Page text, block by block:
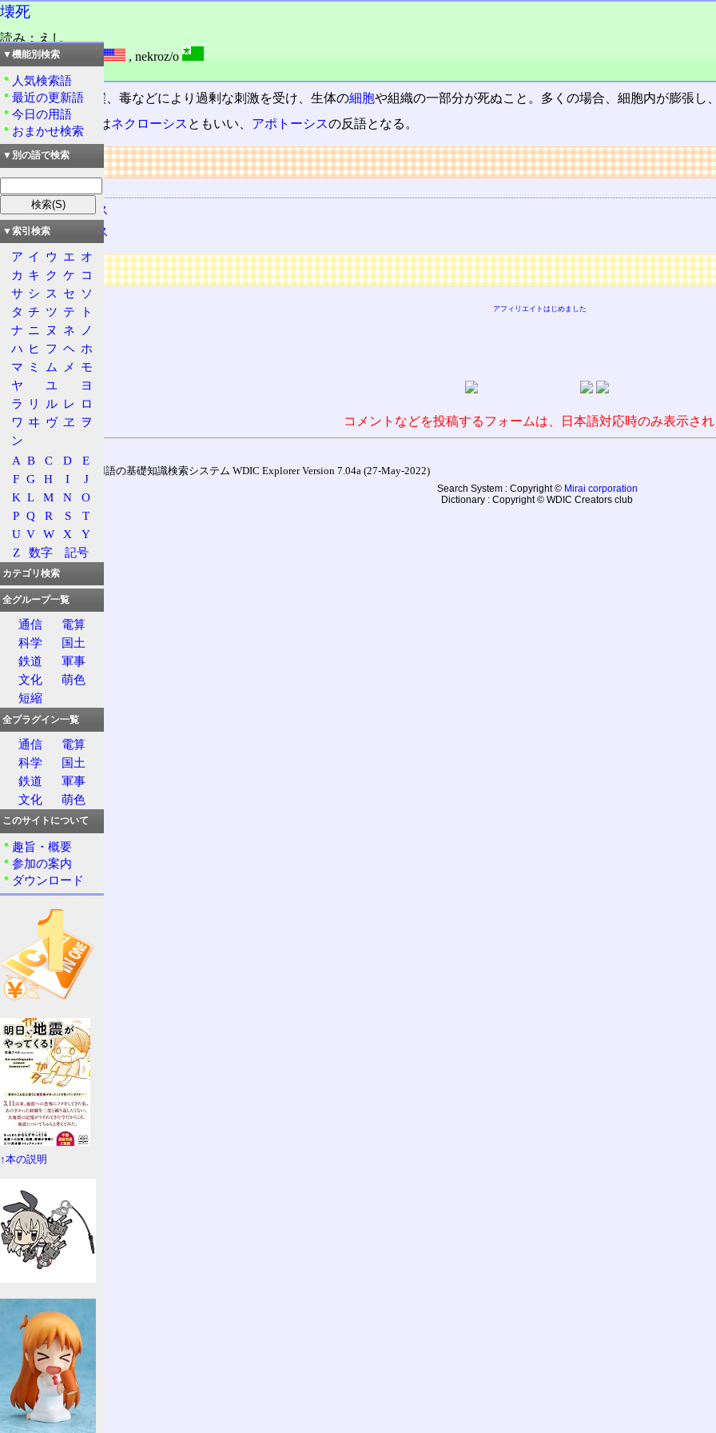
壊死
読み：えし
外語：necrosis , nekroz/o
品詞：さ変名詞
熱傷(火傷)、打撲、毒などにより過剰な刺激を受け、生体の細胞や組織の一部分が死ぬこと。多くの場合、細胞内が膨張し
医学や生物学 ではネクローシス ともいい、 アポトーシスの反語となる。
リンク
ネクローシス
アポトーシス
広告
アフィリエイトはじめました
コメントなどを投稿するフォームは、日本語対応時のみ表示さ
通信用語の基礎知識検索システム WDIC Explorer Version 7.04a (27-May-2022)
Search System : Copyright © Mirai corporation
Dictionary : Copyright © WDIC Creators club
▼機能別検索
人気検索語
最近の更新語
今日の用語
おまかせ検索
▼別の語で検索
▼索引検索
ア イ ウ エ オ
カ キ ク ケ コ
サ シ ス セ ソ
タ チ ツ テ
ト
ナ ニ ヌ ネ
ノ
ハ ヒ フ ヘ ホ
マ ミ ム メ
モ
ヤ
ユ
ヨ
ラ
リ ル レ ロ
ワ ヰ ヴ ヱ
ヲ
ン
A B C D
E
F G H I
J
K L M N
O
P Q R S
T
U V W X
Y
Z
数字 記号
カテゴリ検索
全グループ一覧
通信
電算
科学
国土
鉄道
軍事
文化
萌色
短縮
全プラグイン一覧
通信
電算
科学
国土
鉄道
軍事
文化
萌色
このサイトについて
趣旨・概要
参加の案内
ダウンロード
↑本の説明